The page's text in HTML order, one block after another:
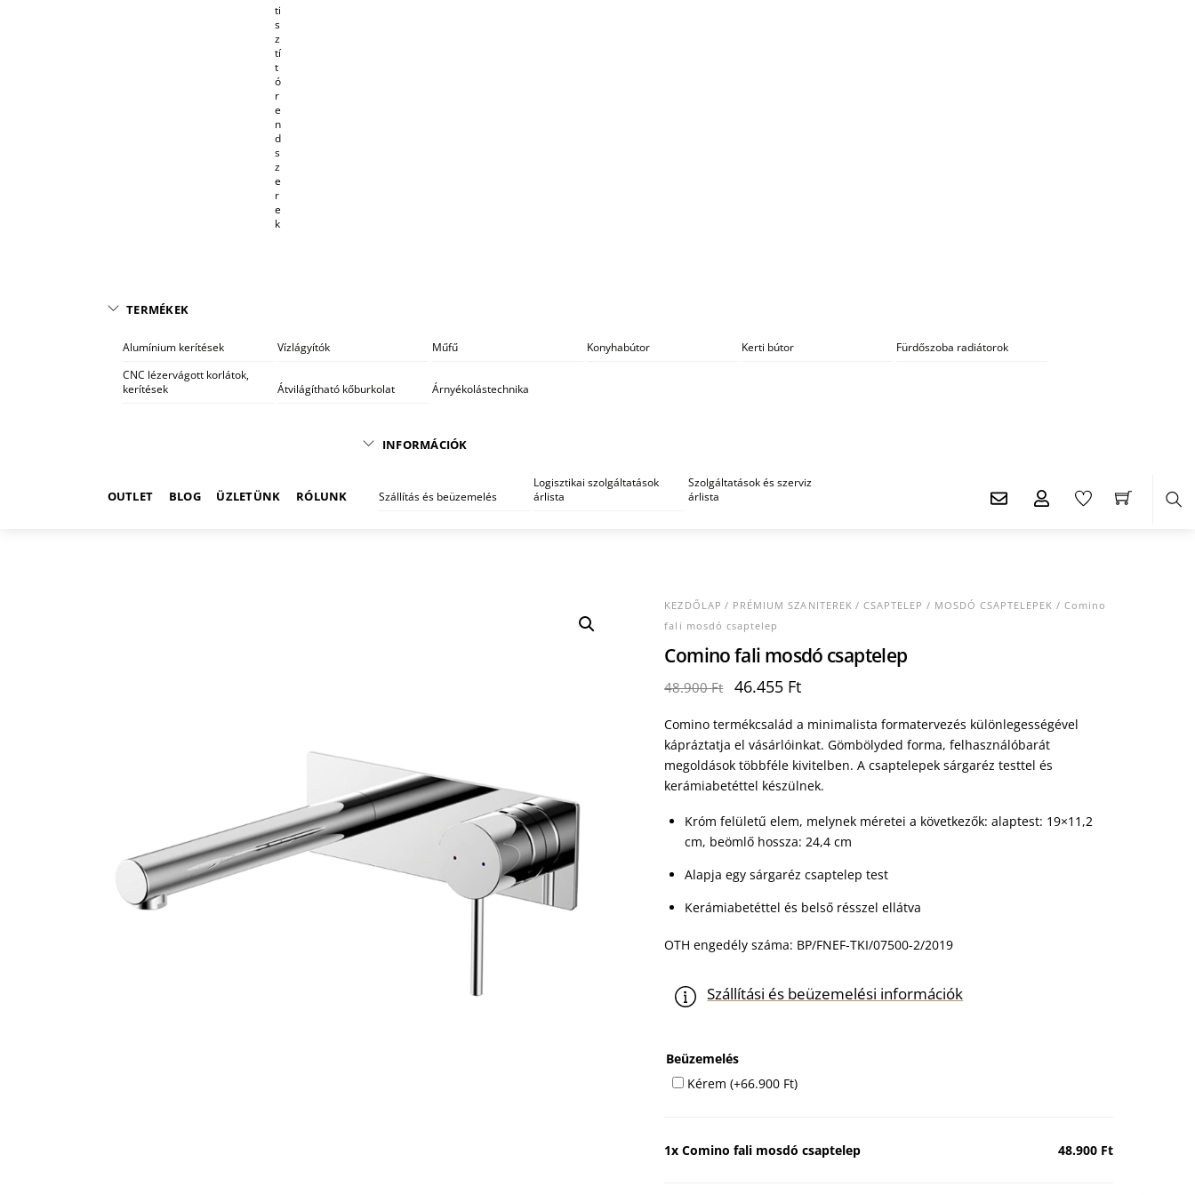
ti
s
z
tí
t
ó
r
e
n
d
s
z
e
r
e
k
TERMÉKEK
Alumínium kerítések Vízlágyítók Műfű Konyhabútor Kerti bútor
Fürdőszoba radiátorok
CNC lézervágott korlátok,
kerítések
Átvilágítható kőburkolat Árnyékolástechnika
OUTLET BLOG ÜZLETÜNK RÓLUNK
INFORMÁCIÓK
Szállítás és beüzemelés
Logisztikai szolgáltatások
árlista
Szolgáltatások és szerviz
árlista
KEZDŐLAP / PRÉMIUM SZANITEREK/CSAPTELEP / MOSDÓ CSAPTELEPEK / Comino
fali mosdó csaptelep
Comino fali mosdó csaptelep
48.900Ft
Original
was:
48.900 Ft.
46.455 FtCurrent
is:
46.455 Ft.
Comino termékcsalád a minimalista formatervezés különlegességével
kápráztatja el vásárlóinkat. Gömbölyded forma, felhasználóbarát
megoldások többféle kivitelben. A csaptelepek sárgaréz testtel és
kerámiabetéttel készülnek.
Króm felületű elem, melynek méretei a következők: alaptest: 19×11,2
cm, beömlő hossza: 24,4 cm
Alapja egy sárgaréz csaptelep test
Kerámiabetéttel és belső résszel ellátva
OTH engedély száma: BP/FNEF-TKI/07500-2/2019
Szállítási és beüzemelési információk
Beüzemelés
Kérem(+66.900 Ft)
1xComino fali mosdó csaptelep 48.900 Ft